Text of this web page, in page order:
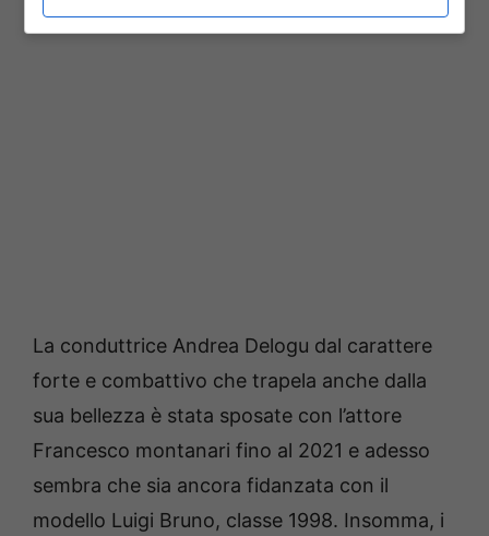
La conduttrice Andrea Delogu dal carattere
forte e combattivo che trapela anche dalla
sua bellezza è stata sposate con l’attore
Francesco montanari fino al 2021 e adesso
sembra che sia ancora fidanzata con il
modello Luigi Bruno, classe 1998. Insomma, i